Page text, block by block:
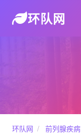
环队网
环队网 / 前列腺疾病